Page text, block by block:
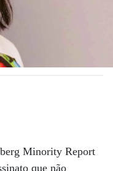
Minority Report
que não